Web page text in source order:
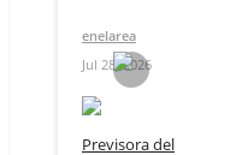
enelarea
Jul 28, 2026
Previsora del